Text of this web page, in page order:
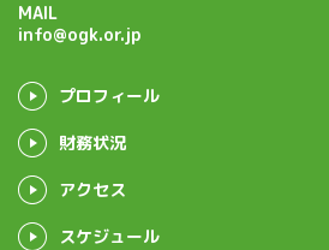
MAIL
info@ogk.or.jp
プロフィール
財務状況
アクセス
スケジュール